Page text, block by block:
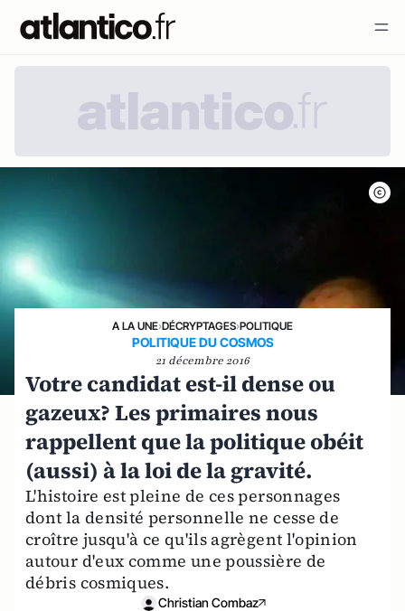
A LA UNE›DÉCRYPTAGES›POLITIQUE
POLITIQUE DU COSMOS
21 décembre 2016
Votre candidat est-il dense ou
gazeux? Les primaires nous
rappellent que la politique obéit
(aussi) à la loi de la gravité.
L'histoire est pleine de ces personnages
dont la densité personnelle ne cesse de
croître jusqu'à ce qu'ils agrègent l'opinion
autour d'eux comme une poussière de
débris cosmiques.
Christian Combaz